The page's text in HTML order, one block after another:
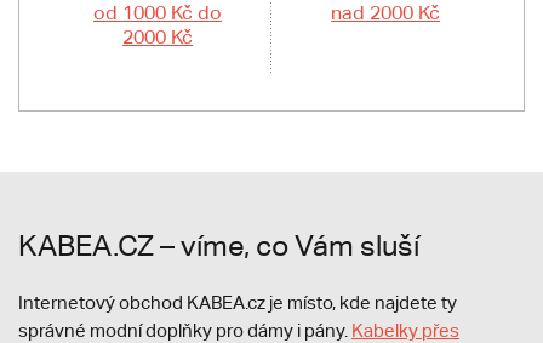
od 1000 Kč do
2000 Kč
nad 2000 Kč
KABEA.CZ – víme, co Vám sluší
Internetový obchod KABEA.cz je místo, kde najdete ty
správné modní doplňky pro dámy i pány. Kabelky přes